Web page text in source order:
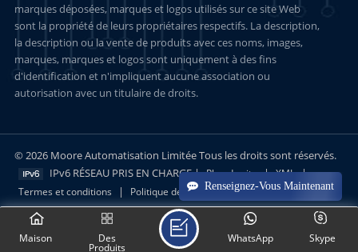
Renseignez-Vous Maintenant
marques déposées, marques et logos utilisés sur ce site Web
sont la propriété de leurs propriétaires respectifs. La description,
la description ou la vente de produits avec ces noms, images,
marques, marques et logos sont uniquement à des fins
d'identification et n'impliquent aucune association ou
autorisation avec un titulaire de droits.
© 2026 Moore Automatisation Limitée Tous les droits sont réservés.
IPv6 RÉSEAU PRIS EN CHARGE | Plan du site | XML |
Termes et conditions | Politique de confidentialité
Maison Des
Produits
Skype
WhatsApp